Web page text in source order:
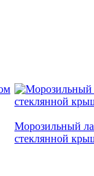
Морозильный
стеклянной